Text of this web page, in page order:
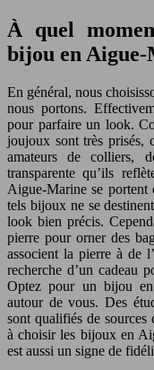
À quel
bijou en
En général, nous
nous portons.
pour parfaire un look.
joujoux sont très prisés,
amateurs de colliers,
transparente qu’ils
Aigue-Marine se portent
tels bijoux ne se
look bien précis.
pierre pour orner des
associent la pierre à de
recherche d’un cadeau
Optez pour un bijou
autour de vous. Des
sont qualifiés de sources
à choisir les bijoux en
est aussi un signe de